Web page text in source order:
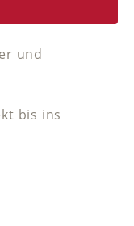
und
bis ins